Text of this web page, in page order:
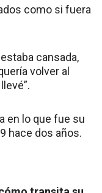
como si fuera
cansada,
volver al
en lo que fue su
hace dos años.